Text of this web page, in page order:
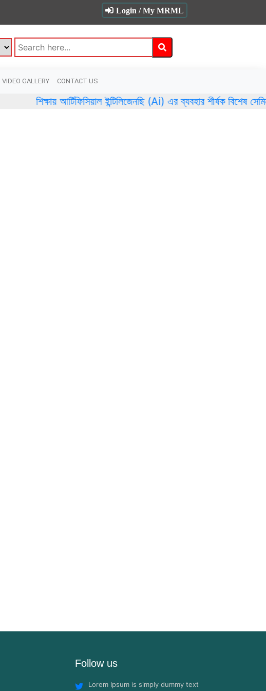
Login / My MRML
VIDEO GALLERY CONTACT US
আর্টিফিসিয়াল ইন্টিলিজেনছি (Ai) এর ব্যবহার শীর্ষক বিশেষ
Follow us
Lorem Ipsum is simply dummy text